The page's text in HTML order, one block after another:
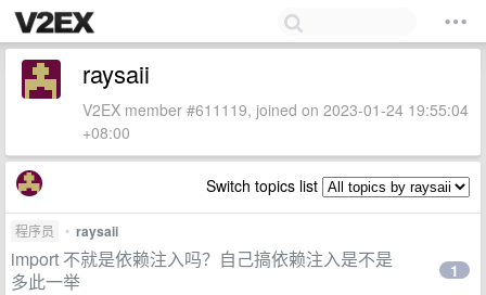
raysaii
V2EX member #611119, joined on 2023-01-24 19:55:04
+08:00
Switch topics list
程序员 • raysaii
import 不就是依赖注入吗？自己搞依赖注入是不是
多此一举
1